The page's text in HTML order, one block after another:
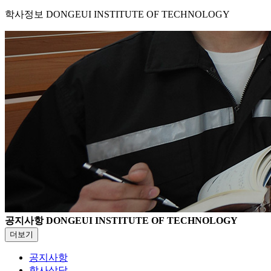
학사정보 DONGEUI INSTITUTE OF TECHNOLOGY
공지사항DONGEUI INSTITUTE OF TECHNOLOGY
더보기
공지사항